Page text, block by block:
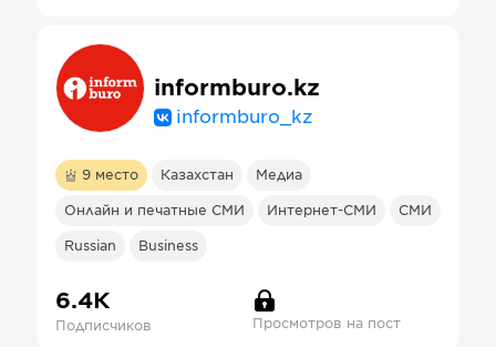
informburo.kz
informburo_kz
9 место Казахстан Медиа
Онлайн и печатные СМИ Интернет-СМИ СМИ
Russian Business
6.4К
Подписчиков Просмотров на пост